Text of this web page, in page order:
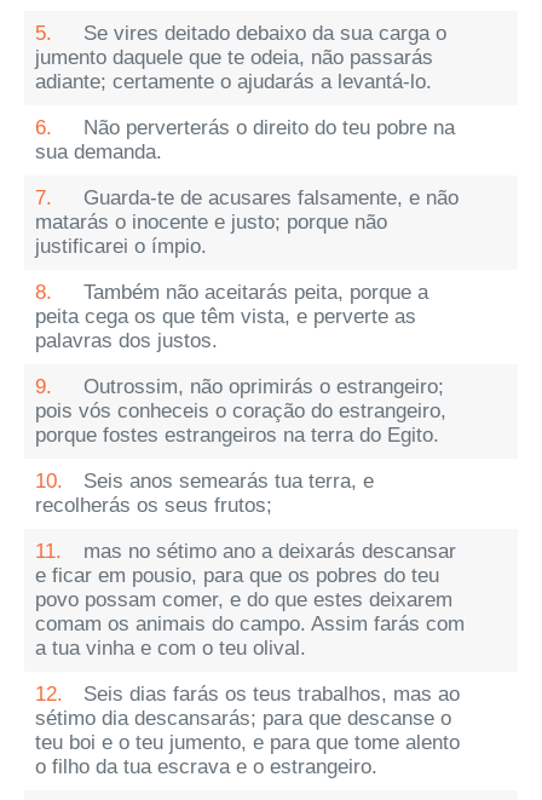
5.
Se vires deitado debaixo da sua carga o
jumento daquele que te odeia, não passarás
adiante; certamente o ajudarás a levantá-lo.
6.
Não perverterás o direito do teu pobre na
sua demanda.
7.
Guarda-te de acusares falsamente, e não
matarás o inocente e justo; porque não
justificarei o ímpio.
8.
Também não aceitarás peita, porque a
peita cega os que têm vista, e perverte as
palavras dos justos.
9.
Outrossim, não oprimirás o estrangeiro;
pois vós conheceis o coração do estrangeiro,
porque fostes estrangeiros na terra do Egito.
10.
Seis anos semearás tua terra, e
recolherás os seus frutos;
11.
mas no sétimo ano a deixarás descansar
e ficar em pousio, para que os pobres do teu
povo possam comer, e do que estes deixarem
comam os animais do campo. Assim farás com
a tua vinha e com o teu olival.
12.
Seis dias farás os teus trabalhos, mas ao
sétimo dia descansarás; para que descanse o
teu boi e o teu jumento, e para que tome alento
o filho da tua escrava e o estrangeiro.